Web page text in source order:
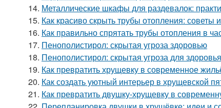
14. Металлические шкафы для раздевалок:
15. Как красиво скрыть трубы отопления: советы
16. Как правильно спрятать трубы отопления в
17. Пенополистирол: скрытая угроза здоровью
18. Пенополистирол: скрытая угроза для
19. Как превратить хрущевку в современное
20. Как создать уютный интерьер в хрущевской
21. Как превратить двушку-хрущевку в